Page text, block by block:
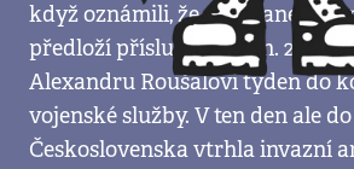
když oznámili, že v Poslanecké
předloží příslušný zákon. 21.
Alexandru Roušalovi týden do
vojenské služby. V ten den ale do
Československa vtrhla invazní